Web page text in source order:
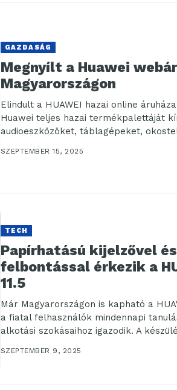
GAZDASÁG
Megnyílt a Huawei
Magyarországon
Elindult a HUAWEI hazai online
Huawei teljes hazai termékpalettáját
audioeszközöket, táblagépeket,
SZEPTEMBER 15, 2025
TECH
Papírhatású kijelzővel
felbontással érkezik a
11.5
Már Magyarországon is kapható a
a fiatal felhasználók mindennapi
alkotási szokásaihoz igazodik. A
SZEPTEMBER 9, 2025